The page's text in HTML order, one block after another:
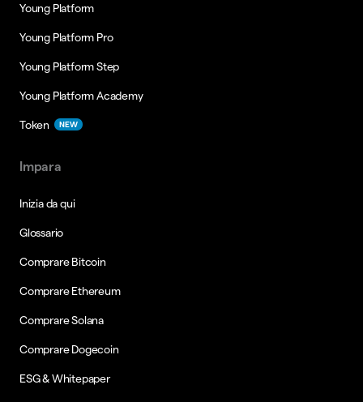
Young Platform
Young Platform Pro
Young Platform Step
Young Platform Academy
Token NEW
Impara
Inizia da qui
Glossario
Comprare Bitcoin
Comprare Ethereum
Comprare Solana
Comprare Dogecoin
ESG & Whitepaper